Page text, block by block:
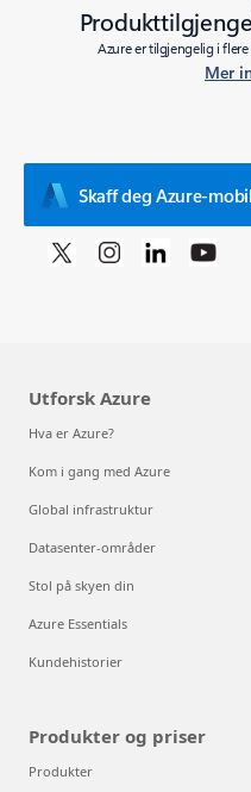
Azure er tilgjengelig i
Mer
Skaff deg Azure-
Utforsk Azure
Hva er Azure?
Kom i gang med Azure
Global infrastruktur
Datasenter-områder
Stol på skyen din
Azure Essentials
Kundehistorier
Produkter og priser
Produkter